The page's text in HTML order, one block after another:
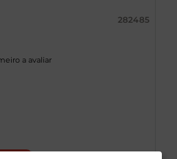
282485
a avaliar